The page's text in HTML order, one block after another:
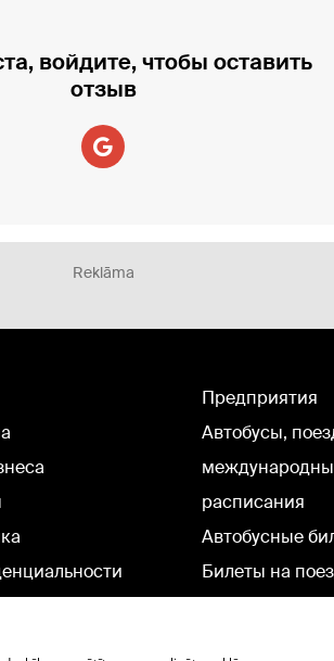
войдите, чтобы оставить
отзыв
Reklāma
Предприятия
Автобусы,
расписания
Автобусные
Билеты на